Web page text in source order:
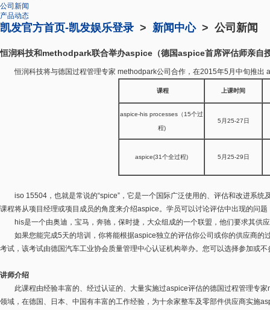
公司新闻
产品动态
凯发官方首页-凯发娱乐登录 > 新闻中心> 公司新闻
恒润科技和methodpark联合举办aspice（德国aspice首席评估师亲自
恒润科技将与德国过程管理专家 methodpark公司合作，在2015年5月中旬推出
课程 上课时间
aspice-his processes（15个过
程)
5月25-27日
aspice(31个全过程) 5月25-29日
iso 15504，也就是常说的“spice”，它是一个国际广泛使用的、评估和改进系统
课程将从项目经理或项目成员的角度来介绍aspice。学员可以讨论评估中出现的问
his是一个由奥迪，宝马，奔驰，保时捷，大众组成的一个联盟，他们要求其供
如果您能完成5天的培训，你将能根据aspice独立的评估你公司或你的供应商的
考试，该考试由德国汽车工业协会质量管理中心认证机构举办。您可以选择参加或
讲师介绍
此课程由经验丰富的、经过认证的、大量实施过aspice评估的德国过程管理专
领域，在德国、日本、中国有丰富的工作经验，为十余家整车及零部件供应商实施